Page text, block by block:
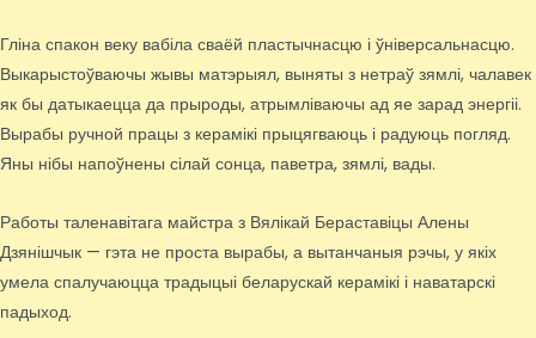
Гліна спакон веку вабіла сваёй пластычнасцю і ўніверсальнасцю.
Выкарыстоўваючы жывы матэрыял, выняты з нетраў зямлі, чалавек
як бы датыкаецца да прыроды, атрымліваючы ад яе зарад энергіі.
Вырабы ручной працы з керамікі прыцягваюць і радуюць погляд.
Яны нібы напоўнены сілай сонца, паветра, зямлі, вады.
Работы таленавітага майстра з Вялікай Бераставіцы Алены
Дзянішчык — гэта не проста вырабы, а вытанчаныя рэчы, у якіх
умела спалучаюцца традыцыі беларускай керамікі і наватарскі
падыход.